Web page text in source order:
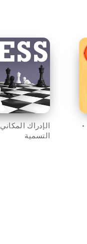
الإدراك المكاني
التسمية